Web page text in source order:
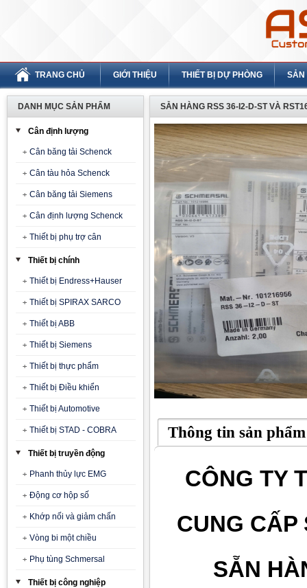
TRANG CHỦ GIỚI THIỆU THIẾT BỊ DỰ PHÒNG SẢN
DANH MỤC SẢN PHẨM
Cân định lượng
Cân băng tải Schenck
Cân tàu hỏa Schenck
Cân băng tải Siemens
Cân định lượng Schenck
Thiết bị phụ trợ cân
Thiết bị chính
Thiết bị Endress+Hauser
Thiết bị SPIRAX SARCO
Thiết bị ABB
Thiết bị Siemens
Thiết bị thực phẩm
Thiết bị Điều khiển
Thiết bị Automotive
Thiết bị STAD - COBRA
Thiết bị truyền động
Phanh thủy lực EMG
Động cơ hộp số
Khớp nối và giảm chấn
Vòng bi một chiều
Phụ tùng Schmersal
Thiết bị công nghiệp
SẴN HÀNG RSS 36-I2-D-ST VÀ
Thông tin sản phẩm
CÔNG TY
CUNG CẤP
SẴN